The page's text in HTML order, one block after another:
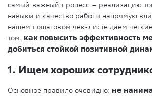
самый важный процесс – реализацию
навыки и качество работы напрямую
нашем пошаговом чек-листе даем
том, как повысить эффективность
добиться стойкой позитивной
1. Ищем хороших
Основное правило очевидно: не